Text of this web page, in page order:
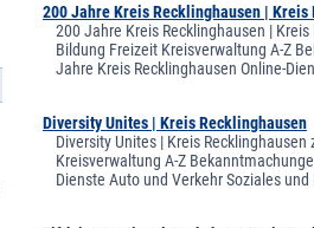
200 Jahre Kreis Recklinghausen | Kreis
200 Jahre Kreis Recklinghausen |
Bildung Freizeit Kreisverwaltung A-Z
Jahre Kreis Recklinghausen Online-
Diversity Unites | Kreis Recklinghausen
Diversity Unites | Kreis
Kreisverwaltung A-Z
Dienste Auto und Verkehr Soziales